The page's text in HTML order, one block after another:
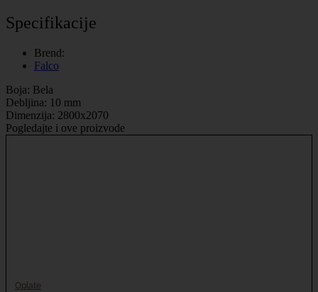
Specifikacije
Brend:
Falco
Boja: Bela
Debljina: 10 mm
Dimenzija: 2800x2070
Pogledajte i ove proizvode
Oplate